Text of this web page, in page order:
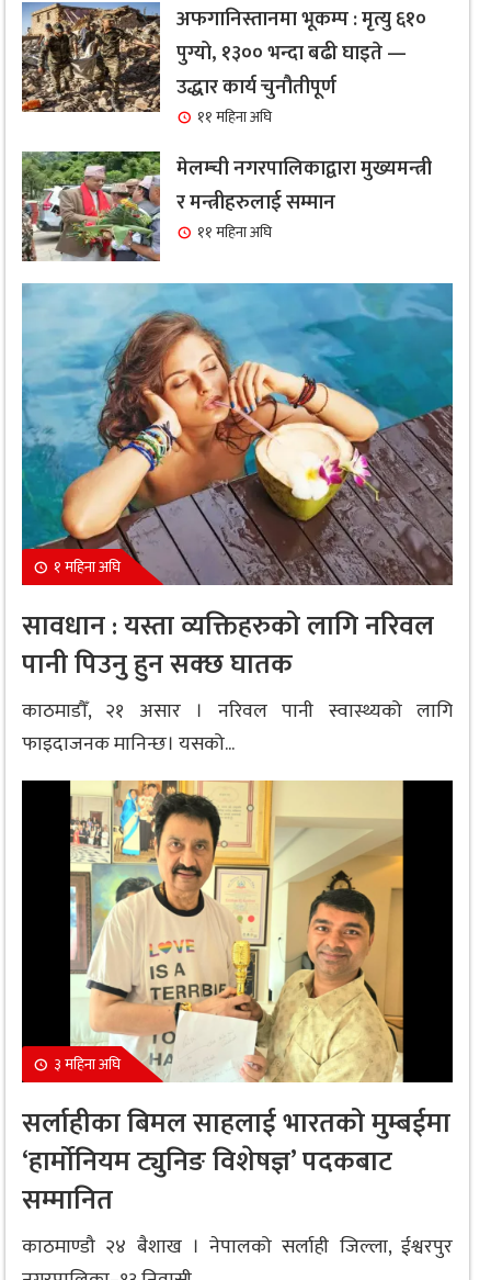
अफगानिस्तानमा भूकम्प : मृत्यु ६१०
पुग्यो, १३०० भन्दा बढी घाइते —
उद्धार कार्य चुनौतीपूर्ण
११ महिना अघि
मेलम्ची नगरपालिकाद्वारा मुख्यमन्त्री
र मन्त्रीहरुलाई सम्मान
११ महिना अघि
१ महिना अघि
सावधान : यस्ता व्यक्तिहरुको लागि नरिवल
पानी पिउनु हुन सक्छ घातक
काठमाडौँ, २१ असार । नरिवल पानी स्वास्थ्यको लागि
फाइदाजनक मानिन्छ। यसको...
३ महिना अघि
सर्लाहीका बिमल साहलाई भारतको मुम्बईमा
‘हार्मोनियम ट्युनिङ विशेषज्ञ’ पदकबाट
सम्मानित
काठमाण्डौ २४ बैशाख । नेपालको सर्लाही जिल्ला, ईश्वरपुर